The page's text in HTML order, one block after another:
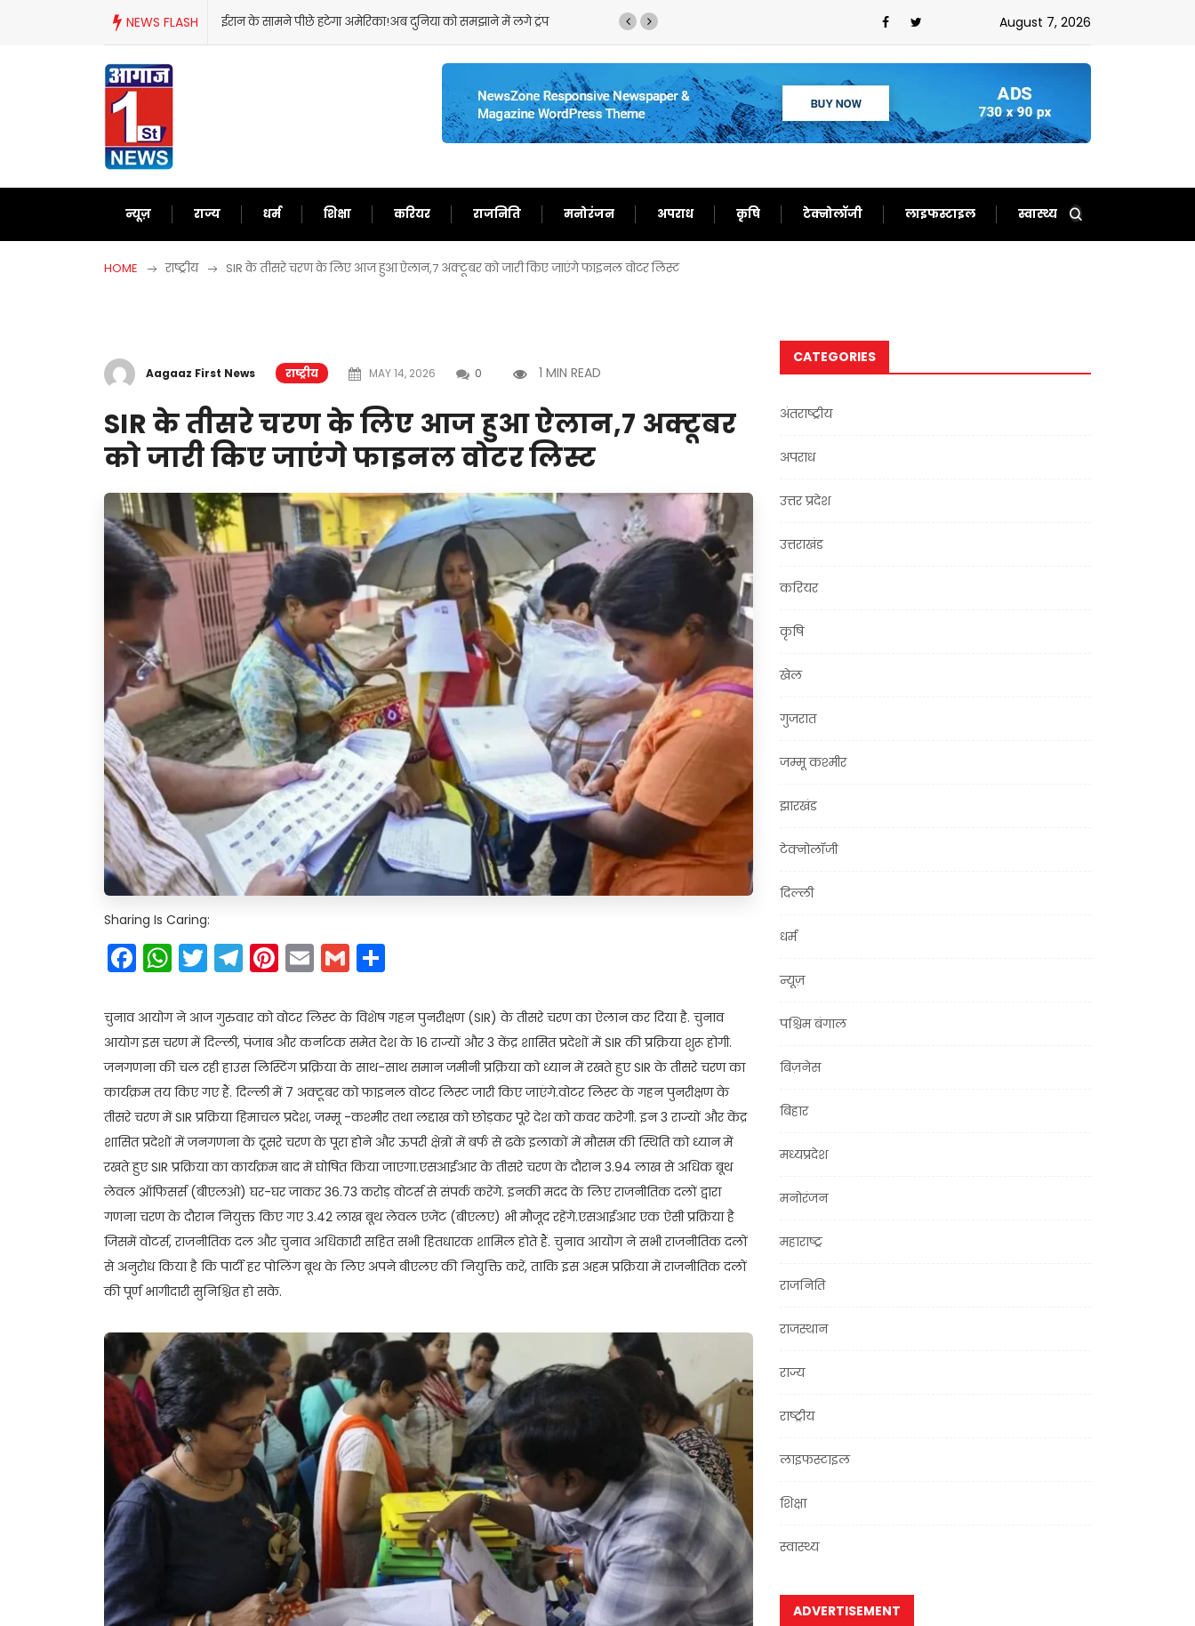
NEWS FLASH ईरान के सामने पीछे हटेगा अमेरिका!अब दुनिया को समझाने में लगे ट्रंप ट्रंप का फिर से बेतुका बयान,ईरान को बता दिया बेचारा August 7, 2026
न्यूज़ राज्य धर्म शिक्षा करियर राजनिति मनोरंजन अपराध कृषि टेक्नोलॉजी लाइफस्टाइल स्वास्थ्य
HOME राष्ट्रीय SIR के तीसरे चरण के लिए आज हुआ ऐलान,7 अक्टूबर को जारी किए जाएंगे फाइनल वोटर लिस्ट
Aagaaz First News राष्ट्रीय MAY 14, 2026 0 1 MIN READ
SIR के तीसरे चरण के लिए आज हुआ ऐलान,7 अक्टूबर
को जारी किए जाएंगे फाइनल वोटर लिस्ट
Sharing Is Caring:
Facebook
WhatsApp
Twitter
Telegram
Pinterest
EmailGmail
चुनाव आयोग ने आज गुरुवार को वोटर लिस्ट के विशेष गहन पुनरीक्षण (SIR) के तीसरे चरण का ऐलान कर दिया है. चुनाव
आयोग इस चरण में दिल्ली, पंजाब और कर्नाटक समेत देश के 16 राज्यों और 3 केंद्र शासित प्रदेशों में SIR की प्रक्रिया शुरू होगी.
जनगणना की चल रही हाउस लिस्टिंग प्रक्रिया के साथ-साथ समान जमीनी प्रक्रिया को ध्यान में रखते हुए SIR के तीसरे चरण का
कार्यक्रम तय किए गए हैं. दिल्ली में 7 अक्टूबर को फाइनल वोटर लिस्ट जारी किए जाएंगे.वोटर लिस्ट के गहन पुनरीक्षण के
तीसरे चरण में SIR प्रक्रिया हिमाचल प्रदेश, जम्मू -कश्मीर तथा लद्दाख को छोड़कर पूरे देश को कवर करेगी. इन 3 राज्यों और केंद्र
शासित प्रदेशों में जनगणना के दूसरे चरण के पूरा होने और ऊपरी क्षेत्रों में बर्फ से ढके इलाकों में मौसम की स्थिति को ध्यान में
रखते हुए SIR प्रक्रिया का कार्यक्रम बाद में घोषित किया जाएगा.एसआईआर के तीसरे चरण के दौरान 3.94 लाख से अधिक बूथ
लेवल ऑफिसर्स (बीएलओ) घर-घर जाकर 36.73 करोड़ वोटर्स से संपर्क करेंगे. इनकी मदद के लिए राजनीतिक दलों द्वारा
गणना चरण के दौरान नियुक्त किए गए 3.42 लाख बूथ लेवल एजेंट (बीएलए) भी मौजूद रहेंगे.एसआईआर एक ऐसी प्रक्रिया है
जिसमें वोटर्स, राजनीतिक दल और चुनाव अधिकारी सहित सभी हितधारक शामिल होते हैं. चुनाव आयोग ने सभी राजनीतिक दलों
से अनुरोध किया है कि पार्टी हर पोलिंग बूथ के लिए अपने बीएलए की नियुक्ति करें, ताकि इस अहम प्रक्रिया में राजनीतिक दलों
की पूर्ण भागीदारी सुनिश्चित हो सके.
CATEGORIES
अंतराष्ट्रीय
अपराध
उत्तर प्रदेश
उत्तराखंड
करियर
कृषि
खेल
गुजरात
जम्मू कश्मीर
झारखंड
टेक्नोलॉजी
दिल्ली
धर्म
न्यूज़
पश्चिम बंगाल
बिज़नेस
बिहार
मध्यप्रदेश
मनोरंजन
महाराष्ट्र
राजनिति
राजस्थान
राज्य
राष्ट्रीय
लाइफस्टाइल
शिक्षा
स्वास्थ्य
ADVERTISEMENT